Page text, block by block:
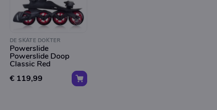
DE SKATE DOKTER
Powerslide
Powerslide Doop
Classic Red
€ 119,99